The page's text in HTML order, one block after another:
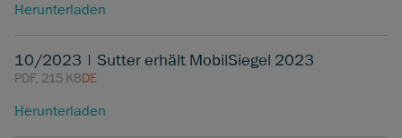
Herunterladen
10/2023 | Sutter erhält MobilSiegel 2023
PDF, 215 KBDE
Herunterladen